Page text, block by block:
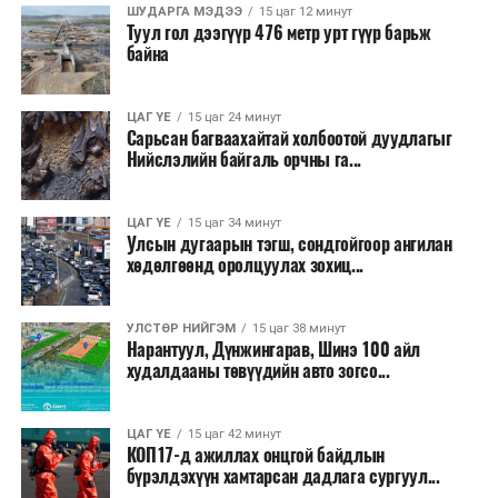
сөрөг нөлөөг даван туулахын төлөө бүх шатандаа
хичээн ажиллаж байна хэмээв.
ШУДАРГА МЭДЭЭ 15 цаг 12 минут
Туул гол дээгүүр 476 метр урт гүүр барьж
байна
ЦАГ ҮЕ 15 цаг 24 минут
Сарьсан багваахайтай холбоотой дуудлагыг
Нийслэлийн байгаль орчны га...
ЦАГ ҮЕ 15 цаг 34 минут
Улсын дугаарын тэгш, сондгойгоор ангилан
хөдөлгөөнд оролцуулах зохиц...
УЛСТӨР НИЙГЭМ 15 цаг 38 минут
Нарантуул, Дүнжингарав, Шинэ 100 айл
худалдааны төвүүдийн авто зогсо...
ЦАГ ҮЕ 15 цаг 42 минут
КОП17-д ажиллах онцгой байдлын
бүрэлдэхүүн хамтарсан дадлага сургуул...